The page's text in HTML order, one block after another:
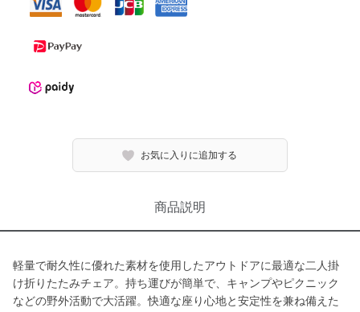
お気に入りに追加する
商品説明
軽量で耐久性に優れた素材を使用したアウトドアに最適な二人掛
け折りたたみチェア。持ち運びが簡単で、キャンプやピクニック
などの野外活動で大活躍。快適な座り心地と安定性を兼ね備えた